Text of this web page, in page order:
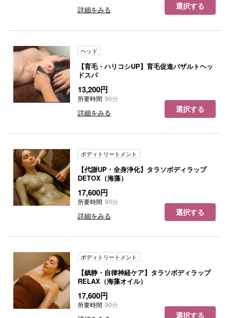
詳細をみる 選択する
ヘッド
【育毛・ハリコシUP】育毛促進バザルトヘッ
ドスパ
13,200円
所要時間 90分
詳細をみる 選択する
ボディトリートメント
【代謝UP・全身浄化】タラソボディラップ
DETOX（海藻）
17,600円
所要時間 90分
詳細をみる 選択する
ボディトリートメント
【鎮静・自律神経ケア】タラソボディラップ
RELAX（海藻オイル）
17,600円
所要時間 90分
選択する